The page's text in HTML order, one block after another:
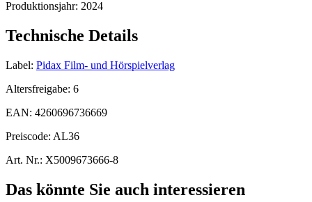
Produktionsjahr: 2024
Technische Details
Label: Pidax Film- und Hörspielverlag
Altersfreigabe: 6
EAN: 4260696736669
Preiscode: AL36
Art. Nr.: X5009673666-8
Das könnte Sie auch interessieren